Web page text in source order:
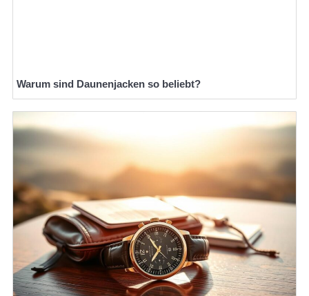
Warum sind Daunenjacken so beliebt?